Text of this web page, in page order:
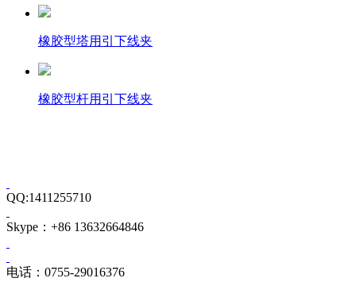
橡胶型塔用引下线夹
橡胶型杆用引下线夹
QQ:1411255710
Skype：+86 13632664846
电话：0755-29016376